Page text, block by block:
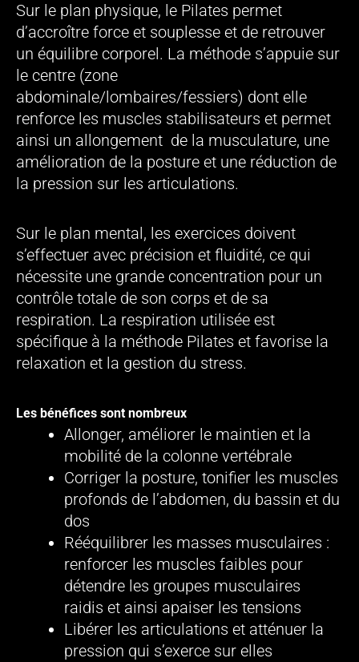
Sur le plan physique, le Pilates permet
d’accroître force et souplesse et de retrouver
un équilibre corporel. La méthode s’appuie sur
le centre (zone
abdominale/lombaires/fessiers) dont elle
renforce les muscles stabilisateurs et permet
ainsi un allongement de la musculature, une
amélioration de la posture et une réduction de
la pression sur les articulations.
Sur le plan mental, les exercices doivent
s’effectuer avec précision et fluidité, ce qui
nécessite une grande concentration pour un
contrôle totale de son corps et de sa
respiration. La respiration utilisée est
spécifique à la méthode Pilates et favorise la
relaxation et la gestion du stress.
Les bénéfices sont nombreux
Allonger, améliorer le maintien et la
mobilité de la colonne vertébrale
Corriger la posture, tonifier les muscles
profonds de l’abdomen, du bassin et du
dos
Rééquilibrer les masses musculaires :
renforcer les muscles faibles pour
détendre les groupes musculaires
raidis et ainsi apaiser les tensions
Libérer les articulations et atténuer la
pression qui s’exerce sur elles